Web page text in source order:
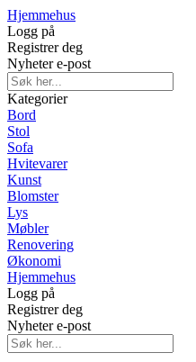
Hjemmehus
Logg på
Registrer deg
Nyheter e-post
Kategorier
Bord
Stol
Sofa
Hvitevarer
Kunst
Blomster
Lys
Møbler
Renovering
Økonomi
Hjemmehus
Logg på
Registrer deg
Nyheter e-post